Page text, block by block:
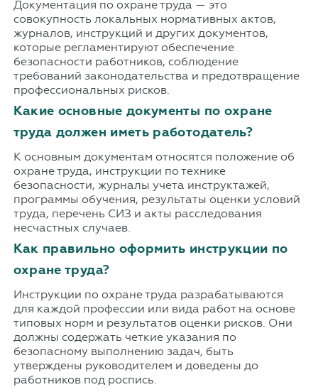
Документация по охране труда — это
совокупность локальных нормативных актов,
журналов, инструкций и других документов,
которые регламентируют обеспечение
безопасности работников, соблюдение
требований законодательства и предотвращение
профессиональных рисков.
Какие основные документы по охране
труда должен иметь работодатель?
К основным документам относятся положение об
охране труда, инструкции по технике
безопасности, журналы учета инструктажей,
программы обучения, результаты оценки условий
труда, перечень СИЗ и акты расследования
несчастных случаев.
Как правильно оформить инструкции по
охране труда?
Инструкции по охране труда разрабатываются
для каждой профессии или вида работ на основе
типовых норм и результатов оценки рисков. Они
должны содержать четкие указания по
безопасному выполнению задач, быть
утверждены руководителем и доведены до
работников под роспись.